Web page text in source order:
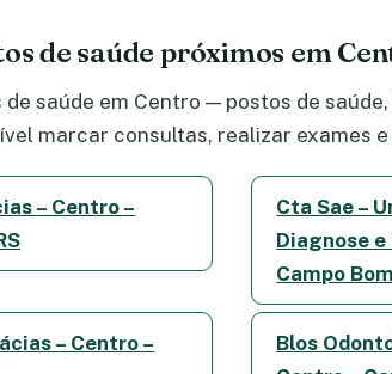
de saúde próximos em
saúde em Centro — postos de
marcar consultas, realizar exames
– Centro –
Cta Sae –
Diagnose e
Campo
– Centro –
Blos